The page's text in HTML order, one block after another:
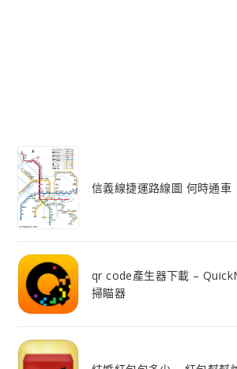
信義線捷運路線圖 何時通車
qr code產生器下載 –
掃瞄器